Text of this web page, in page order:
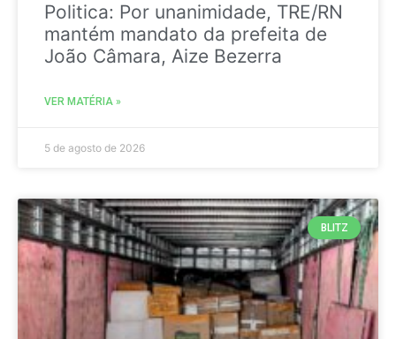
Politica: Por unanimidade, TRE/RN
mantém mandato da prefeita de
João Câmara, Aize Bezerra
VER MATÉRIA »
5 de agosto de 2026
BLITZ